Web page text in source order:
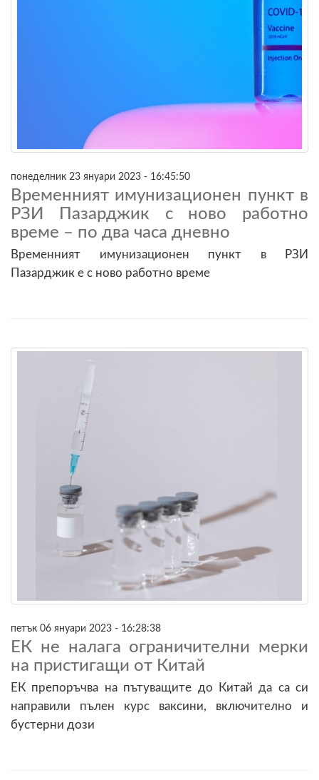
понеделник 23 януари 2023 - 16:45:50
Временният имунизационен пункт в
РЗИ Пазарджик с ново работно
време – по два часа дневно
Временният имунизационен пункт в РЗИ
Пазарджик е с ново работно време
петък 06 януари 2023 - 16:28:38
ЕК не налага ограничителни мерки
на пристигащи от Китай
ЕК препоръчва на пътуващите до Китай да са си
направили пълен курс ваксини, включително и
бустерни дози